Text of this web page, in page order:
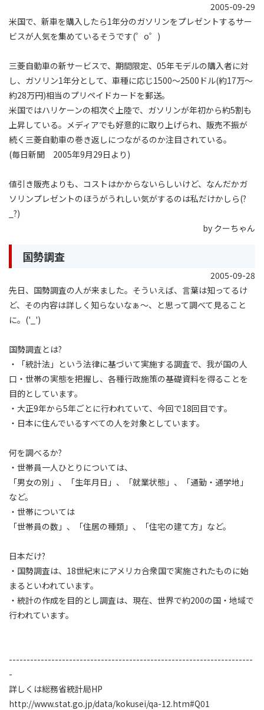
2005-09-29
米国で、新車を購入したら1年分のガソリンをプレゼントするサー
ビスが人気を集めているそうです(゜o゜)
三菱自動車の新サービスで、期間限定、05年モデルの購入者に対
し、ガソリン1年分として、車種に応じ1500〜2500ドル(約17万〜
約28万円)相当のプリペイドカードを郵送。
米国ではハリケーンの相次ぐ上陸で、ガソリンが年初から約5割も
上昇している。メディアでも好意的に取り上げられ、販売不振が
続く三菱自動車の巻き返しにつながるのか注目されている。
(毎日新聞 2005年9月29日より)
値引き販売よりも、コストはかからないらしいけど、なんだかガ
ソリンプレゼントのほうがうれしい気がするのは私だけかしら(?
_?)
by クーちゃん
国勢調査
2005-09-28
先日、国勢調査の人が来ました。そういえば、言葉は知ってるけ
ど、その内容は詳しく知らないなぁ〜、と思って調べて見ること
に。('_')
国勢調査とは?
・「統計法」という法律に基づいて実施する調査で、我が国の人
口・世帯の実態を把握し、各種行政施策の基礎資料を得ることを
目的としています。
・大正9年から5年ごとに行われていて、今回で18回目です。
・日本に住んでいるすべての人を対象としています。
何を調べるか?
・世帯員一人ひとりについては、
「男女の別」、「生年月日」、「就業状態」、「通勤・通学地」
など。
・世帯については
「世帯員の数」、「住居の種類」、「住宅の建て方」など。
日本だけ?
・国勢調査は、18世紀末にアメリカ合衆国で実施されたものに始
まるといわれています。
・統計の作成を目的とし調査は、現在、世界で約200の国・地域で
行われています。
---------------------------------------------------------------------
-
詳しくは総務省統計局HP
http://www.stat.go.jp/data/kokusei/qa-12.htm#Q01